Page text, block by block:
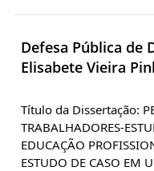
Defesa Pública de
Elisabete Vieira
Título da Dissertação:
TRABALHADORES-
EDUCAÇÃO
ESTUDO DE CASO EM